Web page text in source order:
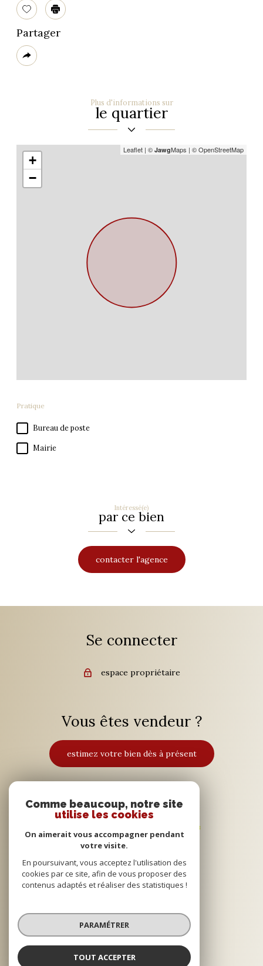
Sélectionner
Imprimer
Partager
Plus
de
Plus d'informations sur
le quartier
+
−
Leaflet | © JawgMaps | © OpenStreetMap
Pratique
Bureau de poste
Mairie
Intéressé(e)
par ce bien
contacter l'agence
Se connecter
espace propriétaire
Vous êtes vendeur ?
estimez votre bien dès à présent
Adhérents
© 2022
Tous droits réservés
Traduction powered by Google
Comme beaucoup, notre site
utilise les cookies
On aimerait vous accompagner pendant
votre visite.
En poursuivant, vous acceptez l'utilisation des
cookies par ce site, afin de vous proposer des
contenus adaptés et réaliser des statistiques !
PARAMÉTRER
TOUT ACCEPTER